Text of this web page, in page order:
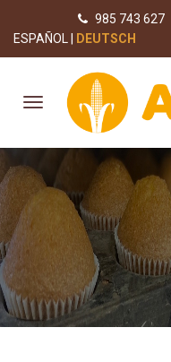
985 743 627
ESPAÑOL DEUTSCH